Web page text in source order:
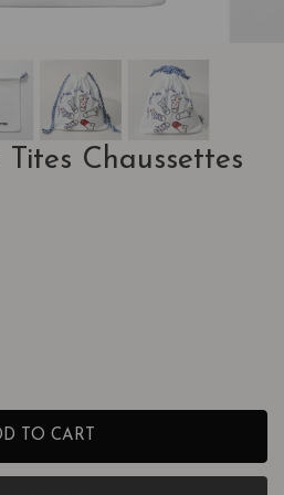
Chaussettes
TO CART